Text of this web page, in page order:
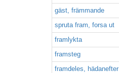
gäst, främmande
spruta fram, forsa ut
framlykta
framsteg
framdeles, hädanefter